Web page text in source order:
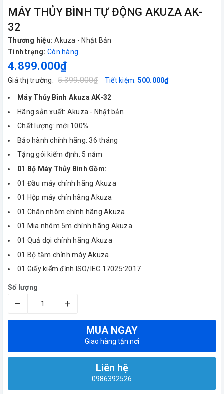
MÁY THỦY BÌNH TỰ ĐỘNG AKUZA AK-
32
Thương hiệu: Akuza - Nhật Bản
Tình trạng: Còn hàng
4.899.000₫
Giá thị trường: 5.399.000₫ Tiết kiệm: 500.000₫
Máy Thủy Bình Akuza AK-32
Hãng sản xuất: Akuza - Nhật bản
Chất lượng: mới 100%
Bảo hành chính hãng: 36 tháng
Tặng gói kiểm định: 5 năm
01 Bộ Máy Thủy Bình Gồm:
01 Đầu máy chính hãng Akuza
01 Hộp máy chín hãng Akuza
01 Chân nhôm chính hãng Akuza
01 Mia nhôm 5m chính hãng Akuza
01 Quả dọi chính hãng Akuza
01 Bộ tăm chỉnh máy Akuza
01 Giấy kiểm định ISO/IEC 17025:2017
Số lượng
– +
MUA NGAY
Giao hàng tận nơi
Liên hệ
0986392526